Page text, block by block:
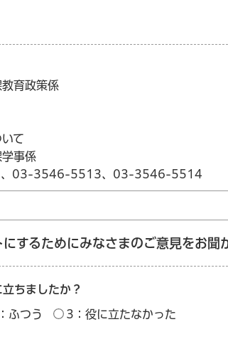
育政策係
て
事係
03-3546-5513、03-3546-5514
するためにみなさまのご意見をお聞
ちましたか？
ふつう 3：役に立たなかった